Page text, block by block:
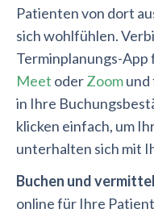
Patienten von dort
sich wohlfühlen.
Terminplanungs-
Meet oderZoomund
in Ihre
klicken einfach, um
unterhalten sich mit
Buchen und
online für Ihre